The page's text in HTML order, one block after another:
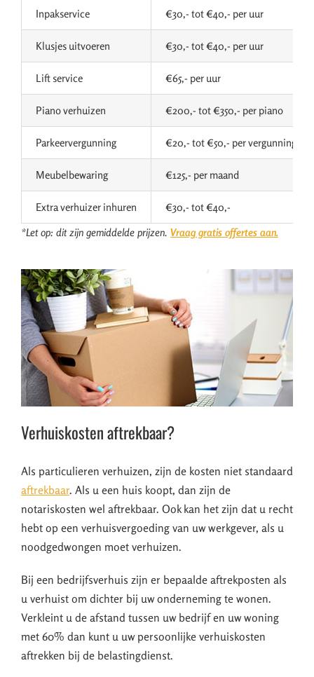
Inpakservice €30,- tot €40,- per uur
Klusjes uitvoeren €30,- tot €40,- per uur
Lift service €65,- per uur
Piano verhuizen €200,- tot €350,- per piano
Parkeervergunning €20,- tot €50,- per vergunning
Meubelbewaring €125,- per maand
Extra verhuizer inhuren
€30,- tot €40,-
*Let op: dit zijn gemiddelde prijzen. Vraag gratis offertes aan.
Verhuiskosten aftrekbaar?
Als particulieren verhuizen, zijn de kosten niet standaard
aftrekbaar. Als u een huis koopt, dan zijn de
notariskosten wel aftrekbaar. Ook kan het zijn dat u recht
hebt op een verhuisvergoeding van uw werkgever, als u
noodgedwongen moet verhuizen.
Bij een bedrijfsverhuis zijn er bepaalde aftrekposten als
u verhuist om dichter bij uw onderneming te wonen.
Verkleint u de afstand tussen uw bedrijf en uw woning
met 60% dan kunt u uw persoonlijke verhuiskosten
aftrekken bij de belastingdienst.